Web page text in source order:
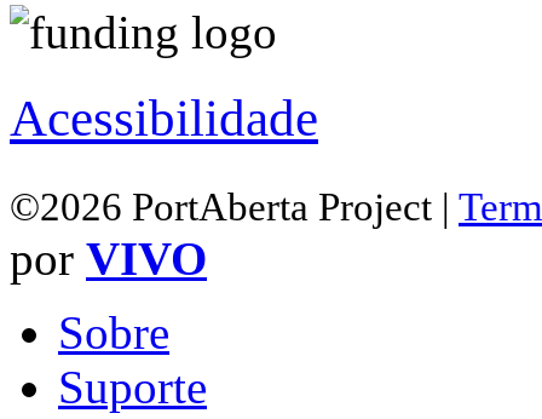
Acessibilidade
©2026 PortAberta Project |
por VIVO
Sobre
Suporte